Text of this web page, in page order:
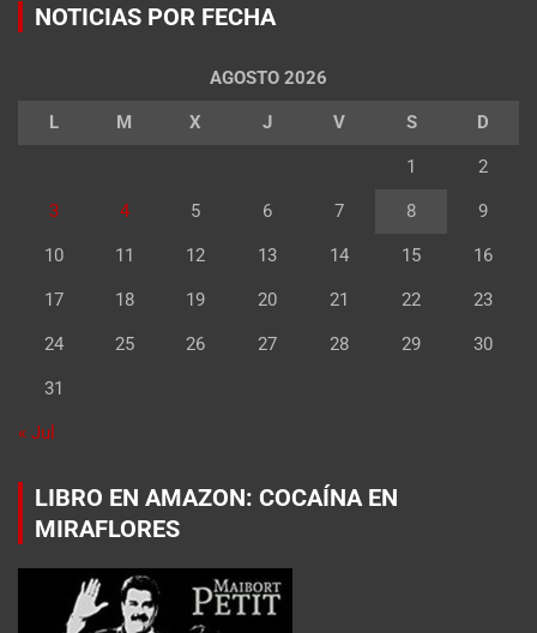
NOTICIAS POR FECHA
AGOSTO 2026
L M X J V S D
1 2
3 4 5 6 7 8 9
10 11 12 13 14 15 16
17 18 19 20 21 22 23
24 25 26 27 28 29 30
31
« Jul
LIBRO EN AMAZON: COCAÍNA EN
MIRAFLORES